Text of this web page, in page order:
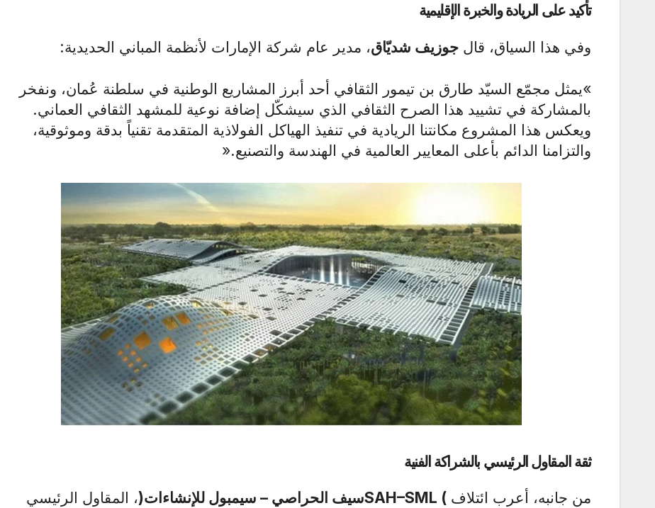
تأكيد على الريادة والخبرة الإقليمية
وفي هذا السياق، قال جوزيف شديّاق، مدير عام شركة الإمارات لأنظمة المباني الحديدية:
«يمثل مجمّع السيّد طارق بن تيمور الثقافي أحد أبرز المشاريع الوطنية في سلطنة عُمان، ونفخر
بالمشاركة في تشييد هذا الصرح الثقافي الذي سيشكّل إضافة نوعية للمشهد الثقافي العماني.
ويعكس هذا المشروع مكانتنا الريادية في تنفيذ الهياكل الفولاذية المتقدمة تقنياً بدقة وموثوقية،
والتزامنا الدائم بأعلى المعايير العالمية في الهندسة والتصنيع».
ثقة المقاول الرئيسي بالشراكة الفنية
من جانبه، أعرب ائتلاف SAH–SML (سيف الحراصي – سيمبول للإنشاءات)، المقاول الرئيسي